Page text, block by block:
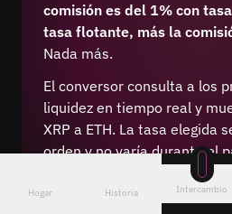
comisión es del 1% con
tasa flotante, más la
Nada más.
El conversor consulta a los
liquidez en tiempo real y
XRP a ETH. La tasa elegida
orden y no varía durante el
Hogar Historia Intercambio